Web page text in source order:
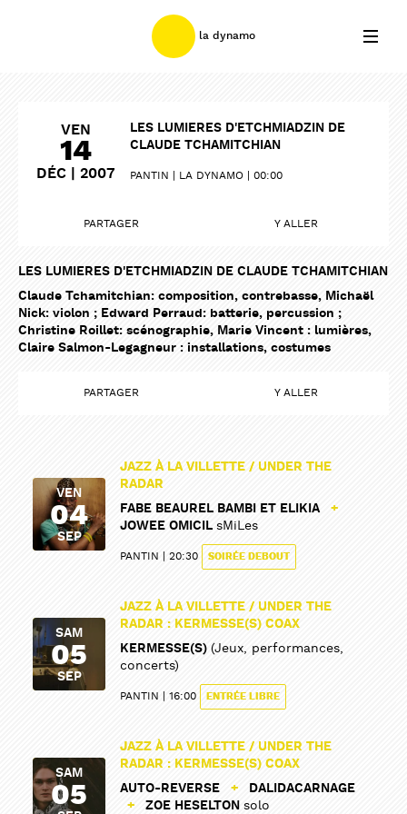
la dynamo
VEN
14
DÉC | 2007
LES LUMIERES D'ETCHMIADZIN DE
CLAUDE TCHAMITCHIAN
PANTIN LA DYNAMO 00:00
PARTAGER Y ALLER
LES LUMIERES D'ETCHMIADZIN DE CLAUDE TCHAMITCHIAN
Claude Tchamitchian: composition, contrebasse, Michaël
Nick: violon ; Edward Perraud: batterie, percussion ;
Christine Roillet: scénographie, Marie Vincent : lumières,
Claire Salmon-Legagneur : installations, costumes
PARTAGER Y ALLER
VEN
04
SEP
JAZZ À LA VILLETTE / UNDER THE
RADAR
FABE BEAUREL BAMBI ET ELIKIA
+
JOWEE OMICIL sMiLes
PANTIN 20:30 SOIRÉE DEBOUT
SAM
05
SEP
JAZZ À LA VILLETTE / UNDER THE
RADAR : KERMESSE(S) COAX
KERMESSE(S) (Jeux, performances,
concerts)
PANTIN 16:00 ENTRÉE LIBRE
SAM
05
JAZZ À LA VILLETTE / UNDER THE
RADAR : KERMESSE(S) COAX
AUTO-REVERSE
+
DALIDACARNAGE
+
ZOE HESELTON solo
PARTAGER
PARTAGER